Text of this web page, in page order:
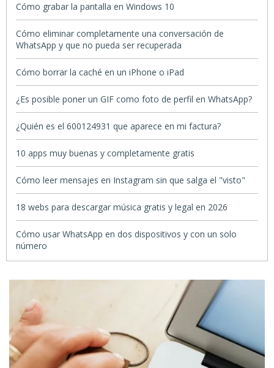
Cómo grabar la pantalla en Windows 10
Cómo eliminar completamente una conversación de
WhatsApp y que no pueda ser recuperada
Cómo borrar la caché en un iPhone o iPad
¿Es posible poner un GIF como foto de perfil en WhatsApp?
¿Quién es el 600124931 que aparece en mi factura?
10 apps muy buenas y completamente gratis
Cómo leer mensajes en Instagram sin que salga el "visto"
18 webs para descargar música gratis y legal en 2026
Cómo usar WhatsApp en dos dispositivos y con un solo
número